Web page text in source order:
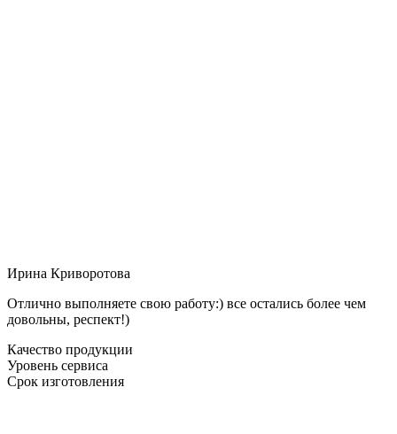
Ирина Криворотова
Отлично выполняете свою работу:) все остались более чем
довольны, респект!)
Качество продукции
Уровень сервиса
Срок изготовления